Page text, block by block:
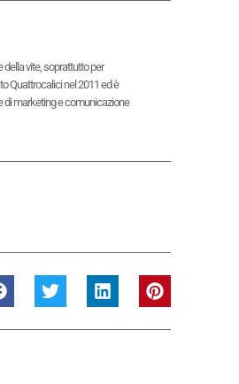
vite, soprattutto per
Quattrocalici nel 2011 ed è
di marketing e comunicazione